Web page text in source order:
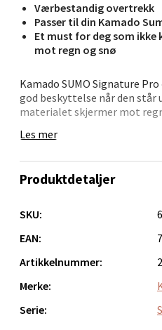
Værbestandig overtrekk
Passer til din Kamado
Et must for deg som
mot regn og snø
Kamado SUMO Signature
god beskyttelse når den står
materialet skjermer mot
rundt grillen.
holder det på plass.
å ta av og på. Perfekt for deg
• Beskytter mot vær og
• Ventilasjon mot kondens
• Borrelås for godt feste
• Håndtak for enkel bruk
Les mer
Produktdetaljer
SKU:
EAN:
Artikkelnummer:
Merke:
Serie:
Narvik - Thon
Åpent i dag 10-20
0 i butikk
Bergen - Oasen
Åpent i dag 10-21